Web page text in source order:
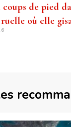
coups de pied
où elle